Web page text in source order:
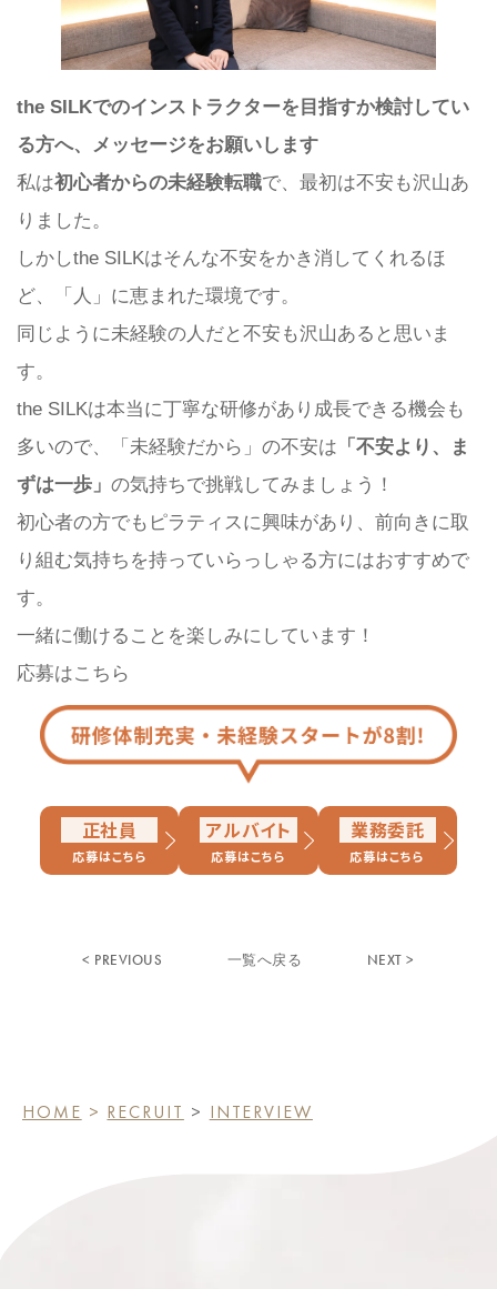
the SILKでのインストラクターを目指すか検討してい
る方へ、メッセージをお願いします
私は初心者からの未経験転職で、最初は不安も沢山あ
りました。
しかしthe SILKはそんな不安をかき消してくれるほ
ど、「人」に恵まれた環境です。
同じように未経験の人だと不安も沢山あると思いま
す。
the SILKは本当に丁寧な研修があり成長できる機会も
多いので、「未経験だから」の不安は 「不安より、ま
ずは一歩」 の気持ちで挑戦してみましょう！
初心者の方でもピラティスに興味があり、前向きに取
り組む気持ちを持っていらっしゃる方にはおすすめで
す。
一緒に働けることを楽しみにしています！
応募はこちら
正社員
応募はこちら
アルバイト
応募はこちら
業務委託
応募はこちら
< PREVIOUS 一覧へ戻る NEXT >
HOME > RECRUIT > INTERVIEW